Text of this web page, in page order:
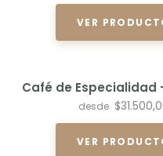
VER
Café de Especialidad
desde
VER